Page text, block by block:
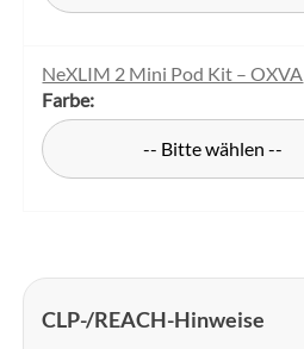
NeXLIM 2 Mini Pod Kit – OXVA
Farbe:
-- Bitte wählen --
CLP-/REACH-Hinweise